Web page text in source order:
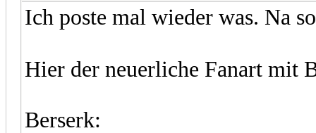
Ich poste mal wieder was. Na
Hier der neuerliche Fanart mit
Berserk: